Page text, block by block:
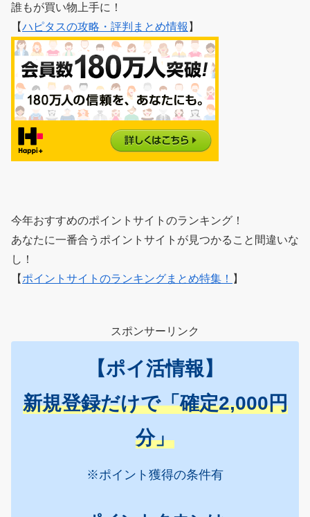
誰もが買い物上手に！
【ハピタスの攻略・評判まとめ情報 】
今年おすすめのポイントサイトのランキング！
あなたに一番合うポイントサイトが見つかること間違いな
し！
【 ポイントサイトのランキングまとめ特集！ 】
スポンサーリンク
【ポイ活情報】
新規登録だけで「確定2,000円
分」
※ポイント獲得の条件有